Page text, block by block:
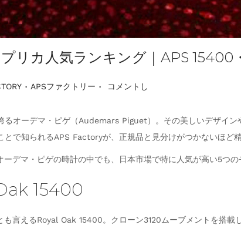
リカ人気ランキング｜APS 15400
. 掲
APSファクトリー . コメントし
るオーデマ・ピゲ（Audemars Piguet）。その美しいデザイ
とで知られるAPS Factoryが、正規品と見分けがつかないほど
デマ・ピゲの時計の中でも、日本市場で特に人気が高い5つの
15400
言えるRoyal Oak 15400。クローン3120ムーブメントを搭